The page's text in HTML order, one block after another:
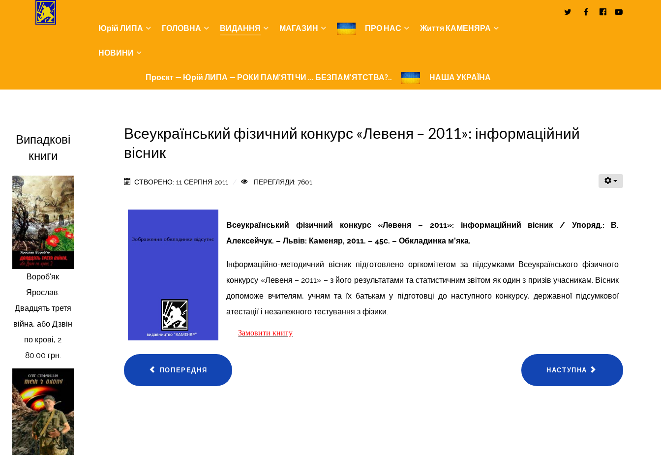
Юрій ЛИПА ГОЛОВНА ВИДАННЯ МАГАЗИН ПРО НАС Життя КАМЕНЯРА
НОВИНИ
Проєкт — Юрій ЛИПА — РОКИ ПАМ'ЯТІ ЧИ ... БЕЗПАМ’ЯТСТВА?.. НАША УКРАЇНА
Випадкові
книги
Вороб'як
Ярослав.
Двадцять третя
війна, або Дзвін
по крові, 2
80.00 грн.
Всеукраїнський фізичний конкурс «Левеня – 2011»: інформаційний
вісник
СТВОРЕНО: 11 СЕРПНЯ 2011 ПЕРЕГЛЯДИ: 7601
Всеукраїнський фізичний конкурс «Левеня – 2011»: інформаційний вісник / Упоряд.: В.
Алексейчук. – Львів: Каменяр, 2011. – 45с. – Обкладинка м’яка.
Інформаційно-методичний вісник підготовлено оргкомітетом за підсумками Всеукраїнського фізичного
конкурсу «Левеня – 2011» – з його результатами та статистичним звітом як один з призів учасникам. Вісник
допоможе вчителям, учням та їх батькам у підготовці до наступного конкурсу, державної підсумкової
атестації і незалежного тестування з фізики.
Замовити книгу
ПОПЕРЕДНЯ НАСТУПНА